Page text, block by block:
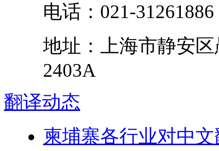
电话： 021-31261886
地址：
上海市静安区
2403A
翻译动态
柬埔寨各行业对中